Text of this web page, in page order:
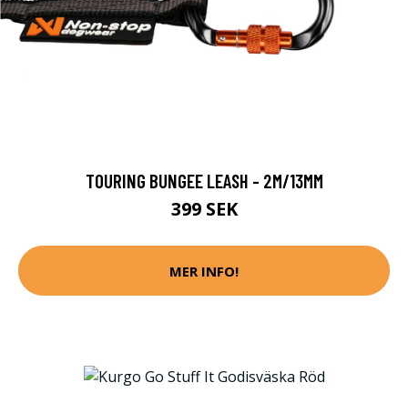
TOURING BUNGEE LEASH - 2M/13MM
399 SEK
MER INFO!